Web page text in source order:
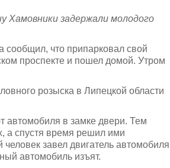
Хамовники задержали молодого
сообщил, что припарковал свой
проспекте и пошел домой. Утром
розыска в Липецкой области
автомобиля в замке двери. Тем
а спустя время решил ими
завел двигатель автомобиля
автомобиль изъят.